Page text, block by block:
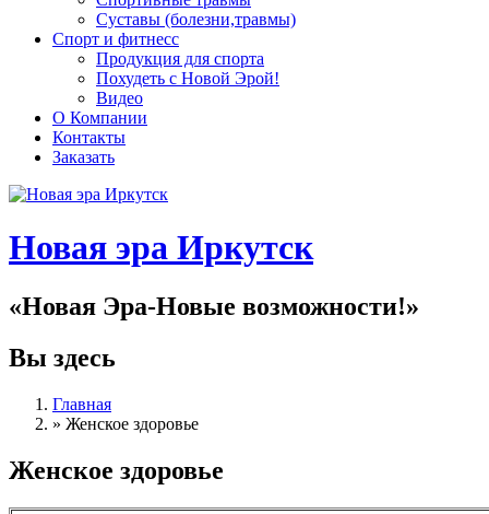
Суставы (болезни,травмы)
Спорт и фитнесс
Продукция для спорта
Похудеть с Новой Эрой!
Видео
О Компании
Контакты
Заказать
Новая эра Иркутск
«Новая Эра-Новые возможности!»
Вы здесь
Главная
» Женское здоровье
Женское здоровье